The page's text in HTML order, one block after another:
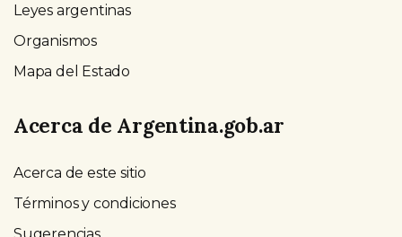
Leyes argentinas
Organismos
Mapa del Estado
Acerca de Argentina.gob.ar
Acerca de este sitio
Términos y condiciones